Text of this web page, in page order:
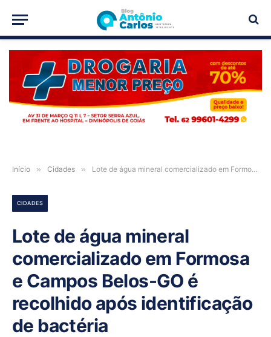
PUBLICIDADE
Início » Cidades » Lote de água mineral comercializado em Formosa e Campos Belos-GO é recolhido após identificação de bactéria
CIDADES
Lote de água mineral
comercializado em Formosa
e Campos Belos-GO é
recolhido após identificação
de bactéria